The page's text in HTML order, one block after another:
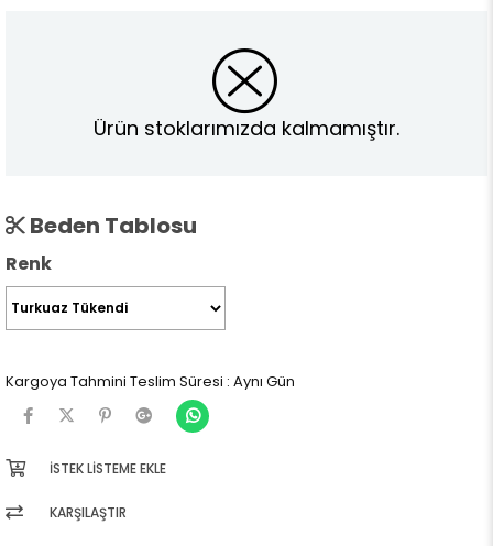
Ürün stoklarımızda kalmamıştır.
Beden Tablosu
Renk
Kargoya Tahmini Teslim Süresi : Aynı Gün
İSTEK LISTEME EKLE
KARŞILAŞTIR